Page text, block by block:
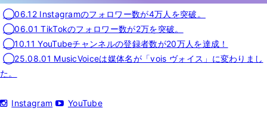
◯06.12 Instagramのフォロワー数が4万人を突破。
◯06.01 TikTokのフォロワー数が2万を突破。
◯10.11 YouTubeチャンネルの登録者数が20万人を達成！
◯25.08.01 MusicVoiceは媒体名が「vois ヴォイス」に変わりまし
た。
Instagram YouTube